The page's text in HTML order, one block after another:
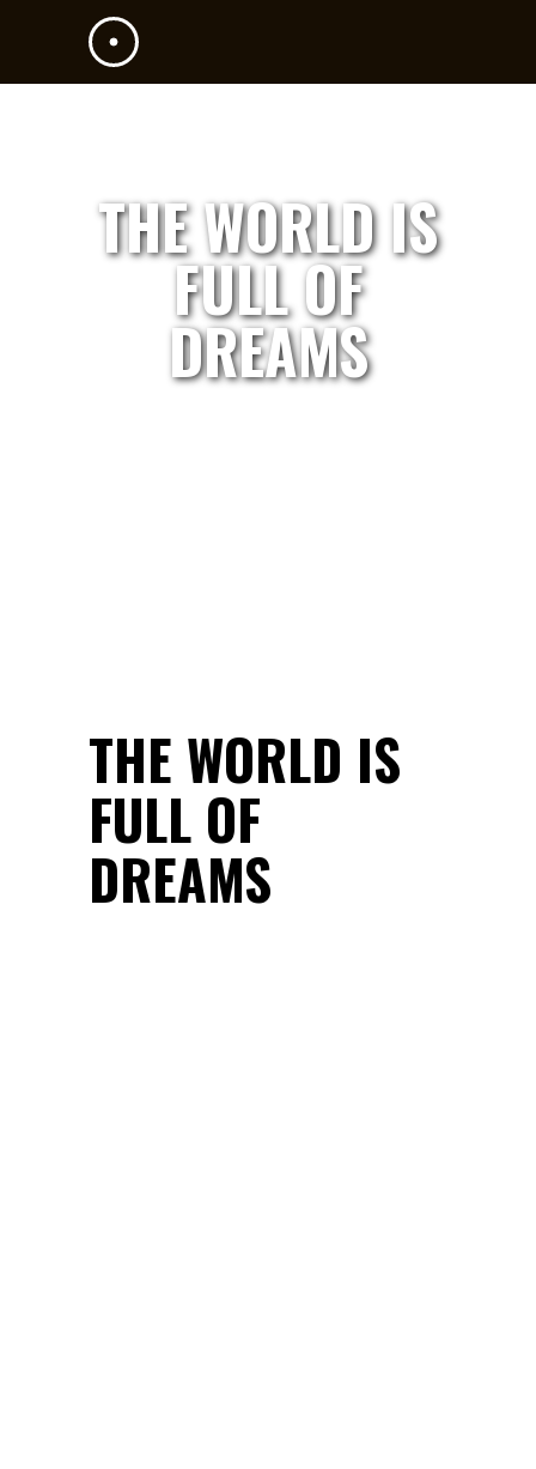
THE WORLD IS
FULL OF
DREAMS
THE WORLD IS
FULL OF
DREAMS